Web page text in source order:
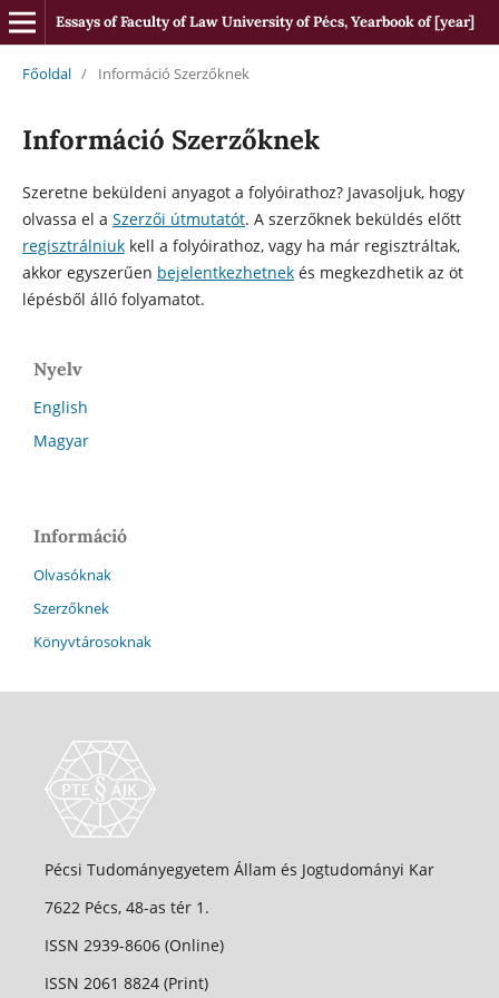
Essays of Faculty of Law University of Pécs, Yearbook of [year]
Főoldal / Információ Szerzőknek
Információ Szerzőknek
Szeretne beküldeni anyagot a folyóirathoz? Javasoljuk, hogy
olvassa el a Szerzői útmutatót. A szerzőknek beküldés előtt
regisztrálniukkell a folyóirathoz, vagy ha már regisztráltak,
akkor egyszerűen bejelentkezhetnekés megkezdhetik az öt
lépésből álló folyamatot.
Nyelv
English
Magyar
Információ
Olvasóknak
Szerzőknek
Könyvtárosoknak
Pécsi Tudományegyetem Állam és Jogtudományi Kar
7622 Pécs, 48-as tér 1.
ISSN 2939-8606 (Online)
ISSN 2061 8824 (Print)